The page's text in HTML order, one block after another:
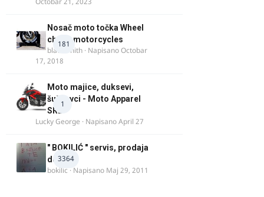
181
Nosač moto točka Wheel
chock motorcycles
blacksmith · NapisanoOctobar
17, 2018
1
Moto majice, duksevi,
šuškavci - Moto Apparel
SRB
Lucky George · NapisanoApril 27
3364
" BOKILIĆ " servis, prodaja
delova
bokilic · Napisano Maj 29, 2011